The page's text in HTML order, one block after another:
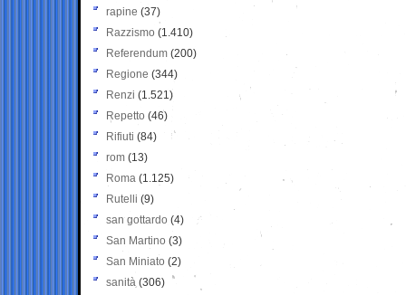
rapine (37)
Razzismo (1.410)
Referendum (200)
Regione (344)
Renzi (1.521)
Repetto (46)
Rifiuti (84)
rom (13)
Roma (1.125)
Rutelli (9)
san gottardo (4)
San Martino (3)
San Miniato (2)
sanità (306)